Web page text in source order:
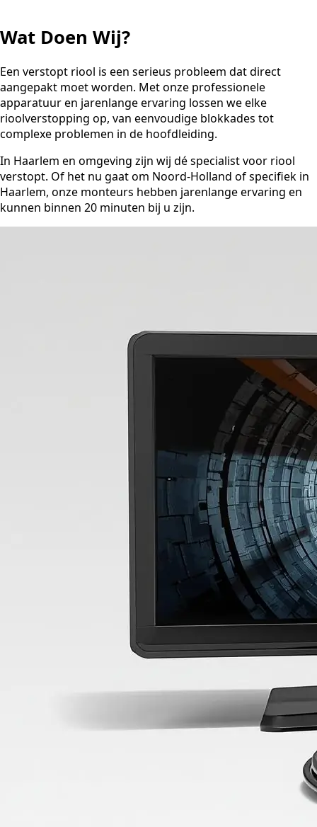
Wat Doen Wij?
Een verstopt riool is een serieus probleem dat direct
aangepakt moet worden. Met onze professionele
apparatuur en jarenlange ervaring lossen we elke
rioolverstopping op, van eenvoudige blokkades tot
complexe problemen in de hoofdleiding.
In Haarlem en omgeving zijn wij dé specialist voor riool
verstopt. Of het nu gaat om Noord-Holland of specifiek in
Haarlem, onze monteurs hebben jarenlange ervaring en
kunnen binnen 20 minuten bij u zijn.